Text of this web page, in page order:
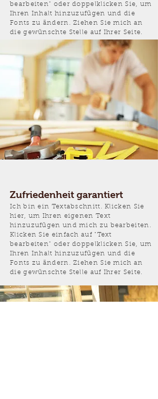
bearbeiten" oder doppelklicken Sie, um
Ihren Inhalt hinzuzufügen und die
Fonts zu ändern. Ziehen Sie mich an
die gewünschte Stelle auf Ihrer Seite.
Zufriedenheit garantiert
Ich bin ein Textabschnitt. Klicken Sie
hier, um Ihren eigenen Text
hinzuzufügen und mich zu bearbeiten.
Klicken Sie einfach auf "Text
bearbeiten" oder doppelklicken Sie, um
Ihren Inhalt hinzuzufügen und die
Fonts zu ändern. Ziehen Sie mich an
die gewünschte Stelle auf Ihrer Seite.